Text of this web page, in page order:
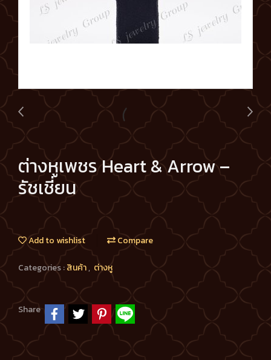
ต่างหูเพชร Heart & Arrow –
รัชเชี่ยน
Add to wishlist Compare
Categories :สินค้า, ต่างหู
Share